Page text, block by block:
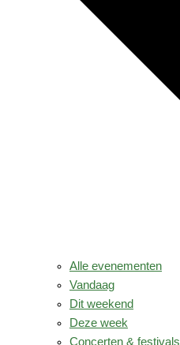
Alle evenementen
Vandaag
Dit weekend
Deze week
Concerten & festivals